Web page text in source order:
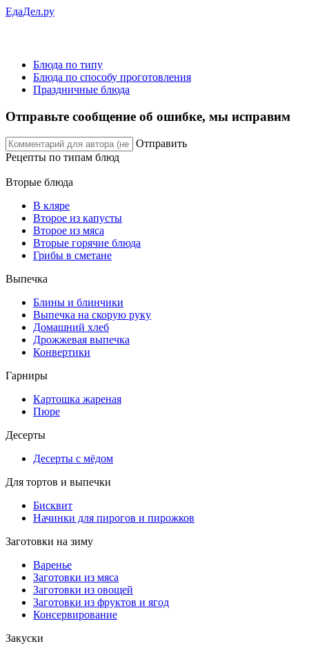
ЕдаДел.ру
Блюда по типу
Блюда по способу проготовления
Праздничные блюда
Отправьте сообщение об ошибке, мы исправим
Отправить
Рецепты по типам блюд
Вторые блюда
В кляре
Второе из капусты
Второе из мяса
Вторые горячие блюда
Грибы в сметане
Выпечка
Блины и блинчики
Выпечка на скорую руку
Домашний хлеб
Дрожжевая выпечка
Конвертики
Гарниры
Картошка жареная
Пюре
Десерты
Десерты с мёдом
Для тортов и выпечки
Бисквит
Начинки для пирогов и пирожков
Заготовки на зиму
Варенье
Заготовки из мяса
Заготовки из овощей
Заготовки из фруктов и ягод
Консервирование
Закуски